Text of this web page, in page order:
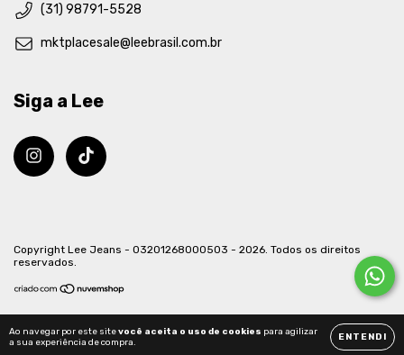
Ao navegar por este sitevocê aceita o uso de cookies para agilizar
a sua experiência de compra.
ENTENDI
(31) 98791-5528
mktplacesale@leebrasil.com.br
Siga a Lee
Copyright Lee Jeans - 03201268000503 - 2026. Todos os direitos
reservados.